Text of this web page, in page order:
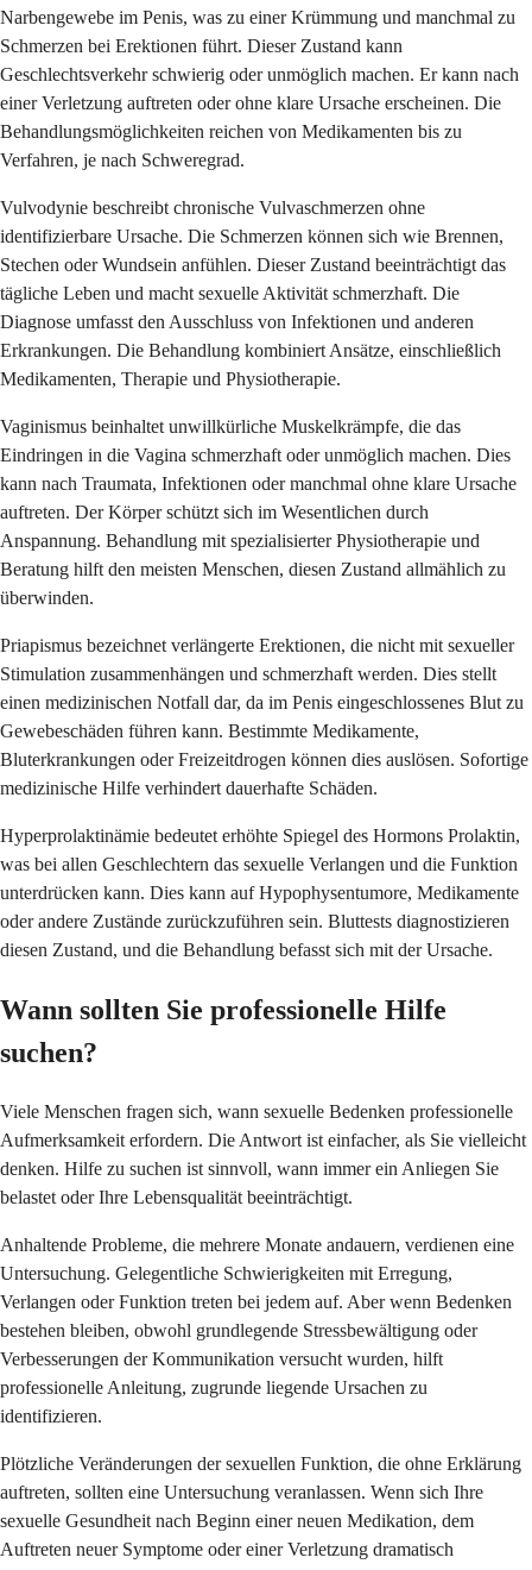
Narbengewebe im Penis, was zu einer Krümmung und manchmal zu
Schmerzen bei Erektionen führt. Dieser Zustand kann
Geschlechtsverkehr schwierig oder unmöglich machen. Er kann nach
einer Verletzung auftreten oder ohne klare Ursache erscheinen. Die
Behandlungsmöglichkeiten reichen von Medikamenten bis zu
Verfahren, je nach Schweregrad.
Vulvodynie beschreibt chronische Vulvaschmerzen ohne
identifizierbare Ursache. Die Schmerzen können sich wie Brennen,
Stechen oder Wundsein anfühlen. Dieser Zustand beeinträchtigt das
tägliche Leben und macht sexuelle Aktivität schmerzhaft. Die
Diagnose umfasst den Ausschluss von Infektionen und anderen
Erkrankungen. Die Behandlung kombiniert Ansätze, einschließlich
Medikamenten, Therapie und Physiotherapie.
Vaginismus beinhaltet unwillkürliche Muskelkrämpfe, die das
Eindringen in die Vagina schmerzhaft oder unmöglich machen. Dies
kann nach Traumata, Infektionen oder manchmal ohne klare Ursache
auftreten. Der Körper schützt sich im Wesentlichen durch
Anspannung. Behandlung mit spezialisierter Physiotherapie und
Beratung hilft den meisten Menschen, diesen Zustand allmählich zu
überwinden.
Priapismus bezeichnet verlängerte Erektionen, die nicht mit sexueller
Stimulation zusammenhängen und schmerzhaft werden. Dies stellt
einen medizinischen Notfall dar, da im Penis eingeschlossenes Blut zu
Gewebeschäden führen kann. Bestimmte Medikamente,
Bluterkrankungen oder Freizeitdrogen können dies auslösen. Sofortige
medizinische Hilfe verhindert dauerhafte Schäden.
Hyperprolaktinämie bedeutet erhöhte Spiegel des Hormons Prolaktin,
was bei allen Geschlechtern das sexuelle Verlangen und die Funktion
unterdrücken kann. Dies kann auf Hypophysentumore, Medikamente
oder andere Zustände zurückzuführen sein. Bluttests diagnostizieren
diesen Zustand, und die Behandlung befasst sich mit der Ursache.
Wann sollten Sie professionelle Hilfe
suchen?
Viele Menschen fragen sich, wann sexuelle Bedenken professionelle
Aufmerksamkeit erfordern. Die Antwort ist einfacher, als Sie vielleicht
denken. Hilfe zu suchen ist sinnvoll, wann immer ein Anliegen Sie
belastet oder Ihre Lebensqualität beeinträchtigt.
Anhaltende Probleme, die mehrere Monate andauern, verdienen eine
Untersuchung. Gelegentliche Schwierigkeiten mit Erregung,
Verlangen oder Funktion treten bei jedem auf. Aber wenn Bedenken
bestehen bleiben, obwohl grundlegende Stressbewältigung oder
Verbesserungen der Kommunikation versucht wurden, hilft
professionelle Anleitung, zugrunde liegende Ursachen zu
identifizieren.
Plötzliche Veränderungen der sexuellen Funktion, die ohne Erklärung
auftreten, sollten eine Untersuchung veranlassen. Wenn sich Ihre
sexuelle Gesundheit nach Beginn einer neuen Medikation, dem
Auftreten neuer Symptome oder einer Verletzung dramatisch